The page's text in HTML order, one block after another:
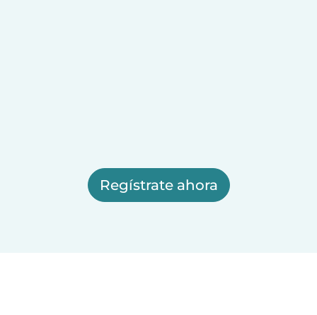
Regístrate ahora